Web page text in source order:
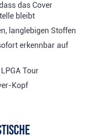
das Cover
bleibt
langlebigen Stoffen
erkennbar auf
Tour
Kopf